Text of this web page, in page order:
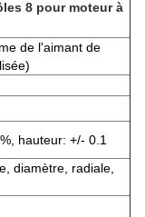
8 pour moteur à
de l'aimant de
hauteur: +/- 0.1
diamètre, radiale,